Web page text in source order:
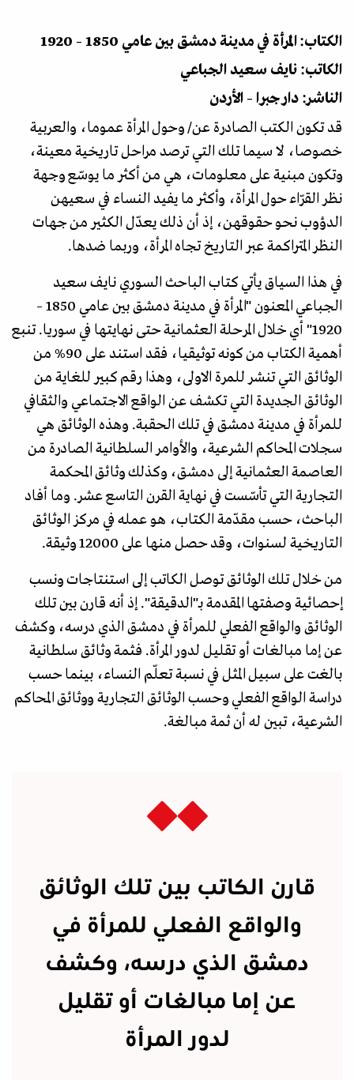
الكتاب: المرأة في مدينة دمشق بين عامي 1850 – 1920
الكاتب: نايف سعيد الجباعي
الناشر: دار جبرا – الأردن
قد تكون الكتب الصادرة عن/ وحول المرأة عموما، والعربية
خصوصا، لا سيما تلك التي ترصد مراحل تاريخية معينة،
وتكون مبنية على معلومات، هي من أكثر ما يوسّع وجهة
نظر القرّاء حول المرأة، وأكثر ما يفيد النساء في سعيهن
الدؤوب نحو حقوقهن، إذ أن ذلك يعدّل الكثير من جهات
النظر المتراكمة عبر التاريخ تجاه المرأة، وربما ضدها.
في هذا السياق يأتي كتاب الباحث السوري نايف سعيد
الجباعي المعنون "المرأة في مدينة دمشق بين عامي 1850 –
1920" أي خلال المرحلة العثمانية حتى نهايتها في سوريا. تنبع
أهمية الكتاب من كونه توثيقيا، فقد استند على 90% من
الوثائق التي تنشر للمرة الاولى، وهذا رقم كبير للغاية من
الوثائق الجديدة التي تكشف عن الواقع الاجتماعي والثقافي
للمرأة في مدينة دمشق في تلك الحقبة. وهذه الوثائق هي
سجلات المحاكم الشرعية، والأوامر السلطانية الصادرة من
العاصمة العثمانية إلى دمشق، وكذلك وثائق المحكمة
التجارية التي تأسّست في نهاية القرن التاسع عشر. وما أفاد
الباحث، حسب مقدّمة الكتاب، هو عمله في مركز الوثائق
التاريخية لسنوات، وقد حصل منها على 12000 وثيقة.
من خلال تلك الوثائق توصل الكاتب إلى استنتاجات ونسب
إحصائية وصفتها المقدمة بـ"الدقيقة". إذ أنه قارن بين تلك
الوثائق والواقع الفعلي للمرأة في دمشق الذي درسه، وكشف
عن إما مبالغات أو تقليل لدور المرأة. فثمة وثائق سلطانية
بالغت على سبيل المثل في نسبة تعلّم النساء، بينما حسب
دراسة الواقع الفعلي وحسب الوثائق التجارية ووثائق المحاكم
الشرعية، تبين له أن ثمة مبالغة.
قارن الكاتب بين تلك الوثائق
والواقع الفعلي للمرأة في
دمشق الذي درسه، وكشف
عن إما مبالغات أو تقليل
لدور المرأة